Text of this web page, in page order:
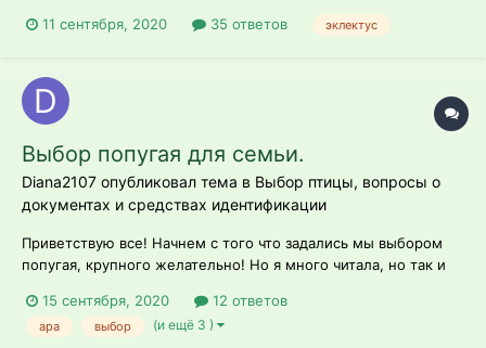
11 сентября, 2020 35 ответов эклектус
Выбор попугая для семьи.
Diana2107 опубликовал тема в Выбор птицы, вопросы о
документах и средствах идентификации
Приветствую все! Начнем с того что задались мы выбором
попугая, крупного желательно! Но я много читала, но так и
взаимодействовала со ВСЕМИ членами семьи(5), давала себя
гладить играла со всеми,не кусачая, умеренно кричащая
15 сентября, 2020 12 ответов
ара выбор (и ещё 3 )